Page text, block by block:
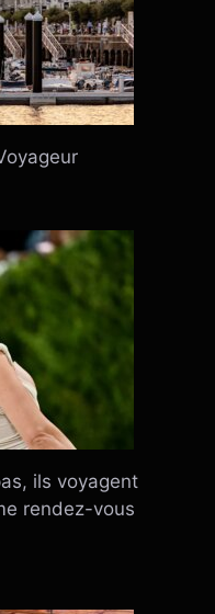
ils voyagent
rendez-vous